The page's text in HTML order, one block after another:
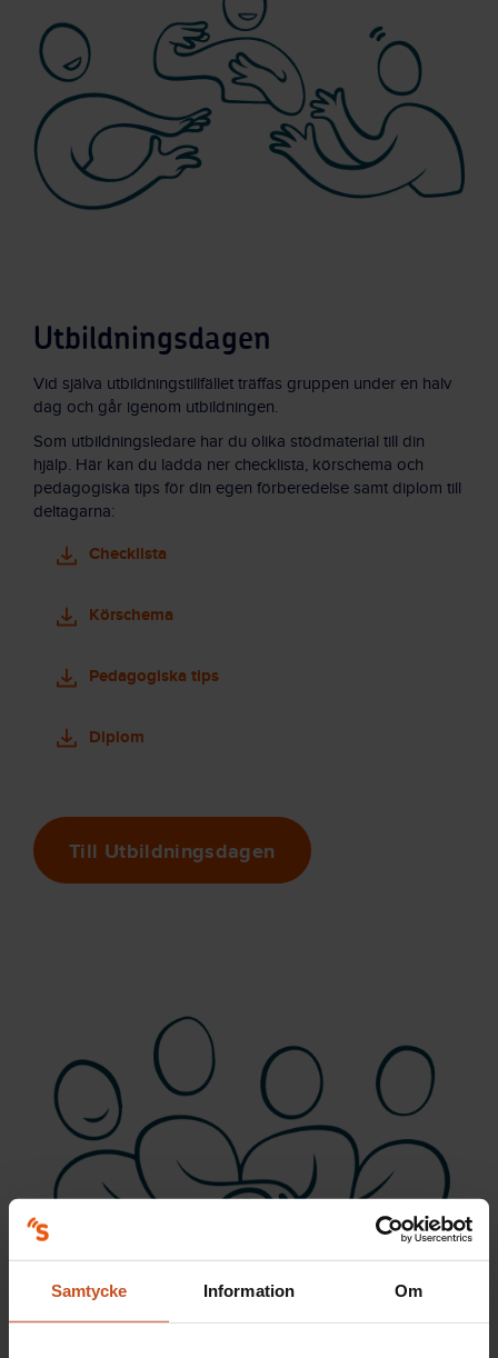
Samtycke Information Om
Utbildningsdagen
Vid själva utbildningstillfället träffas gruppen under en halv
dag och går igenom utbildningen.
Som utbildningsledare har du olika stödmaterial till din
hjälp. Här kan du ladda ner checklista, körschema och
pedagogiska tips för din egen förberedelse samt diplom till
deltagarna:
Checklista
Körschema
Pedagogiska tips
Diplom
Till Utbildningsdagen